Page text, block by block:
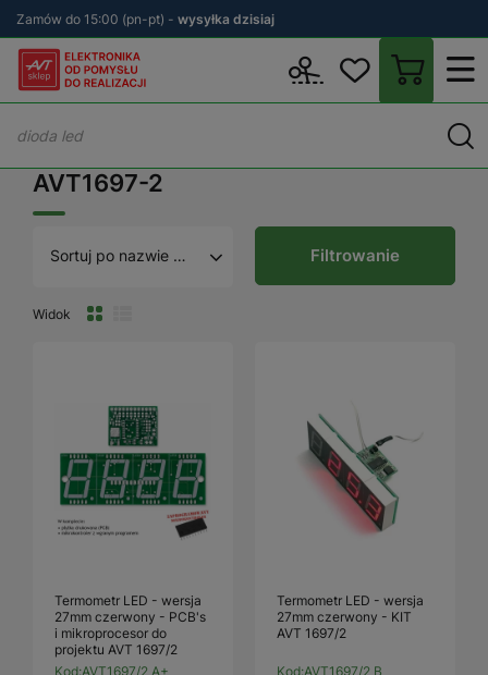
Zamów do 15:00 (pn-pt) - wysyłka dzisiaj
AVT1697-2
Sortuj po nazwie A - Z
Widok
Filtrowanie
Termometr LED - wersja
27mm czerwony - PCB's
i mikroprocesor do
projektu AVT 1697/2
Kod:AVT1697/2 A+
Termometr LED - wersja
27mm czerwony - KIT
AVT 1697/2
Kod:AVT1697/2 B